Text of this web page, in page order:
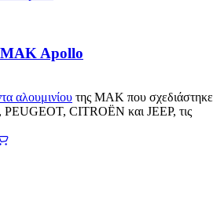
MAK Apollo
αλουμινίου της MAK που σχεδιάστηκε
PEUGEOT, CITROËN και JEEP, τις